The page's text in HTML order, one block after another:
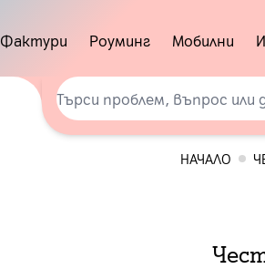
Фактури Роуминг Мобилни
НАЧАЛО